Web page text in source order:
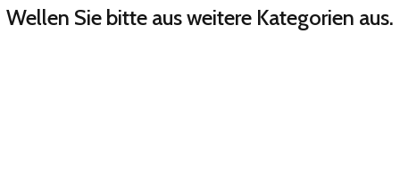
Wellen Sie bitte aus weitere Kategorien aus.